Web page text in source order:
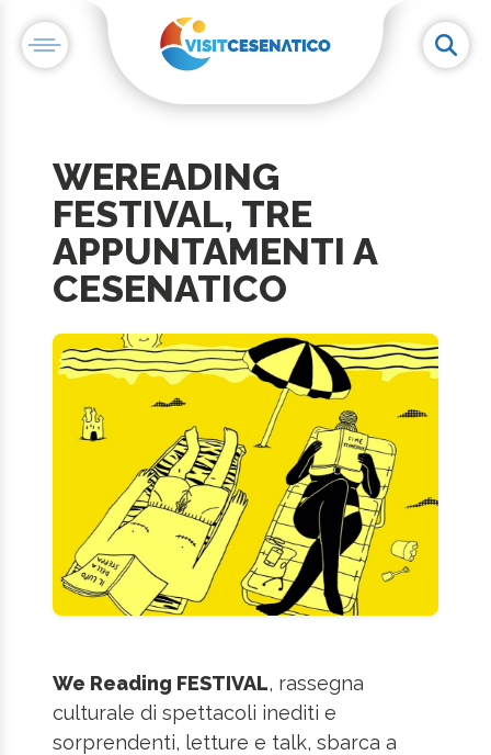
WEREADING
FESTIVAL, TRE
APPUNTAMENTI A
CESENATICO
We Reading FESTIVAL, rassegna
culturale di spettacoli inediti e
sorprendenti, letture e talk, sbarca a